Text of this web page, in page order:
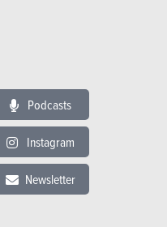
Podcasts
Instagram
Newsletter
07/2019